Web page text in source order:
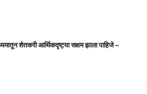
शेतकरी आर्थिकदृष्ट्या सक्षम झाला पाहिजे –